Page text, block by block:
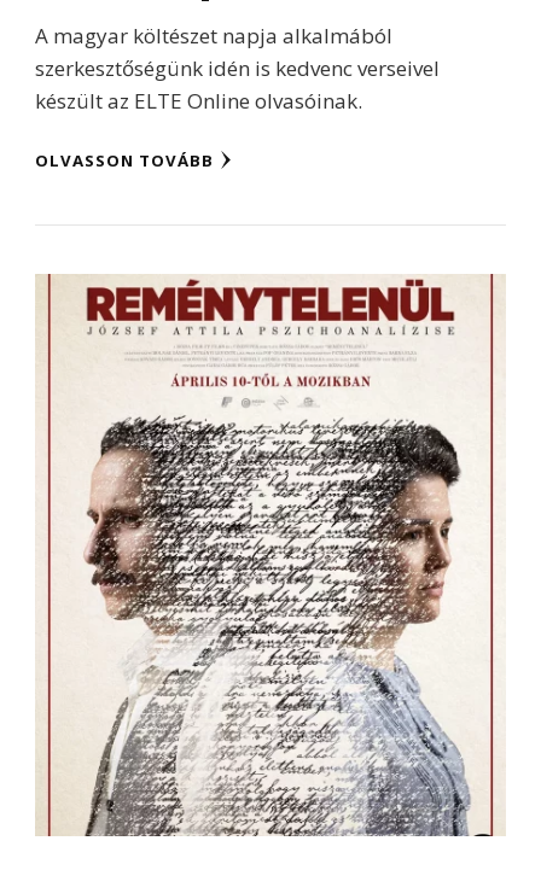
A magyar költészet napja alkalmából
szerkesztőségünk idén is kedvenc verseivel
készült az ELTE Online olvasóinak.
OLVASSON TOVÁBB